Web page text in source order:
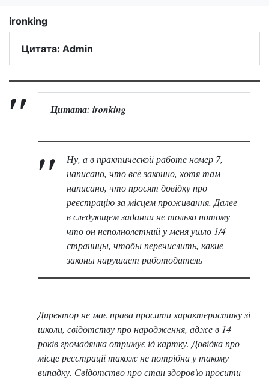
ironking
Цитата: Admin
Цитата: ironking
Ну, а в практической работе номер 7,
написано, что всё законно, хотя там
написано, что просят довідку про
реєстрацію за місцем проживання. Далее
в следующем задании не только потому
что он неполнолетний у меня ушло 1/4
страницы, чтобы перечислить, какие
законы нарушает работодатель
Директор не має права просити характеристику зі
школи, свідотству про народження, адже в 14
років громадянка отримує ід картку. Довідка про
місце реєстрації також не потрібна у такому
випадку. Свідотство про стан здоров'ю просити